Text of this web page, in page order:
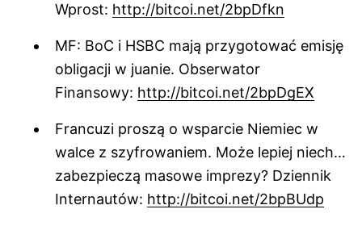
Wprost: http://bitcoi.net/2bpDfkn
MF: BoC i HSBC mają przygotować emisję
obligacji w juanie. Obserwator
Finansowy: http://bitcoi.net/2bpDgEX
Francuzi proszą o wsparcie Niemiec w
walce z szyfrowaniem. Może lepiej niech…
zabezpieczą masowe imprezy? Dziennik
Internautów: http://bitcoi.net/2bpBUdp